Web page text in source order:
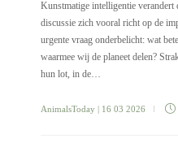
Kunstmatige intelligentie
discussie zich vooral richt op de
urgente vraag onderbelicht: wat
waarmee wij de planeet delen?
hun lot, in de…
AnimalsToday | 16 03 2026